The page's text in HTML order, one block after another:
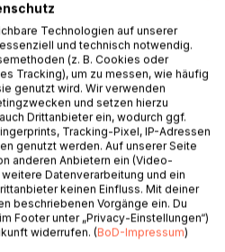
für alle, die die
KI in der kreativen Branche
erkunden wir das
in der Künstlichen
das blosse Erkennen von
echtes Verständnis für Kunst
von Dall·E 2, ChatGPT 4
die Grenzen und Möglichkeiten
Technologien auf unserer
und technisch notwendig.
(z. B. Cookies oder
Tracking), um zu messen, wie häufig
genutzt wird. Wir verwenden
und setzen hierzu
Drittanbieter ein, wodurch ggf.
Tracking-Pixel, IP-Adressen
genutzt werden. Auf unserer Seite
anderen Anbietern ein (Video-
Datenverarbeitung und ein
keinen Einfluss. Mit deiner
beschriebenen Vorgänge ein. Du
Footer unter „Privacy-Einstellungen“)
widerrufen. (BoD-Impressum)